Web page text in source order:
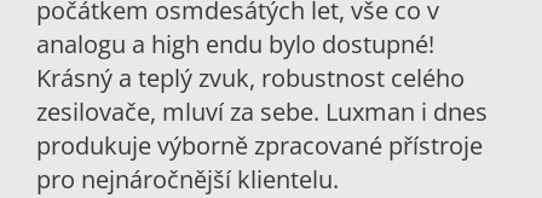
počátkem osmdesátých let, vše co v
analogu a high endu bylo dostupné!
Krásný a teplý zvuk, robustnost celého
zesilovače, mluví za sebe. Luxman i dnes
produkuje výborně zpracované přístroje
pro nejnáročnější klientelu.